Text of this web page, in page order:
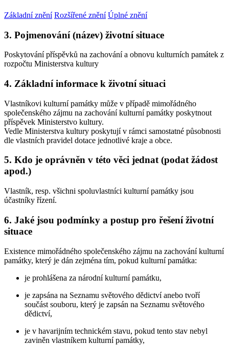
Základní znění Rozšířené znění Úplné znění
3. Pojmenování (název) životní situace
Poskytování příspěvků na zachování a obnovu kulturních památek z
rozpočtu Ministerstva kultury
4. Základní informace k životní situaci
Vlastníkovi kulturní památky může v případě mimořádného
společenského zájmu na zachování kulturní památky poskytnout
příspěvek Ministerstvo kultury.
Vedle Ministerstva kultury poskytují v rámci samostatné působnosti
dle vlastních pravidel dotace jednotlivé kraje a obce.
5. Kdo je oprávněn v této věci jednat (podat žádost
apod.)
Vlastník, resp. všichni spoluvlastníci kulturní památky jsou
účastníky řízení.
6. Jaké jsou podmínky a postup pro řešení životní
situace
Existence mimořádného společenského zájmu na zachování kulturní
památky, který je dán zejména tím, pokud kulturní památka:
je prohlášena za národní kulturní památku,
je zapsána na Seznamu světového dědictví anebo tvoří
součást souboru, který je zapsán na Seznamu světového
dědictví,
je v havarijním technickém stavu, pokud tento stav nebyl
zaviněn vlastníkem kulturní památky,